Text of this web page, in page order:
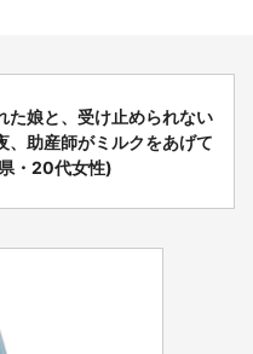
た娘と、受け止められない
、助産師がミルクをあげて
・20代女性)